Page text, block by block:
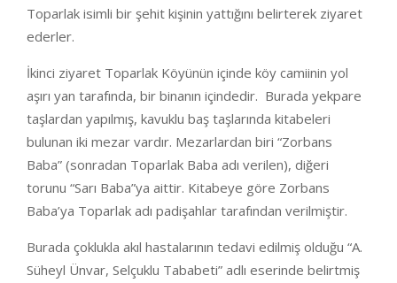
Toparlak isimli bir şehit kişinin yattığını belirterek ziyaret
ederler.
İkinci ziyaret Toparlak Köyünün içinde köy camiinin yol
aşırı yan tarafında, bir binanın içindedir. Burada yekpare
taşlardan yapılmış, kavuklu baş taşlarında kitabeleri
bulunan iki mezar vardır. Mezarlardan biri “Zorbans
Baba” (sonradan Toparlak Baba adı verilen), diğeri
torunu “Sarı Baba”ya aittir. Kitabeye göre Zorbans
Baba’ya Toparlak adı padişahlar tarafından verilmiştir.
Burada çoklukla akıl hastalarının tedavi edilmiş olduğu “A.
Süheyl Ünvar, Selçuklu Tababeti” adlı eserinde belirtmiş